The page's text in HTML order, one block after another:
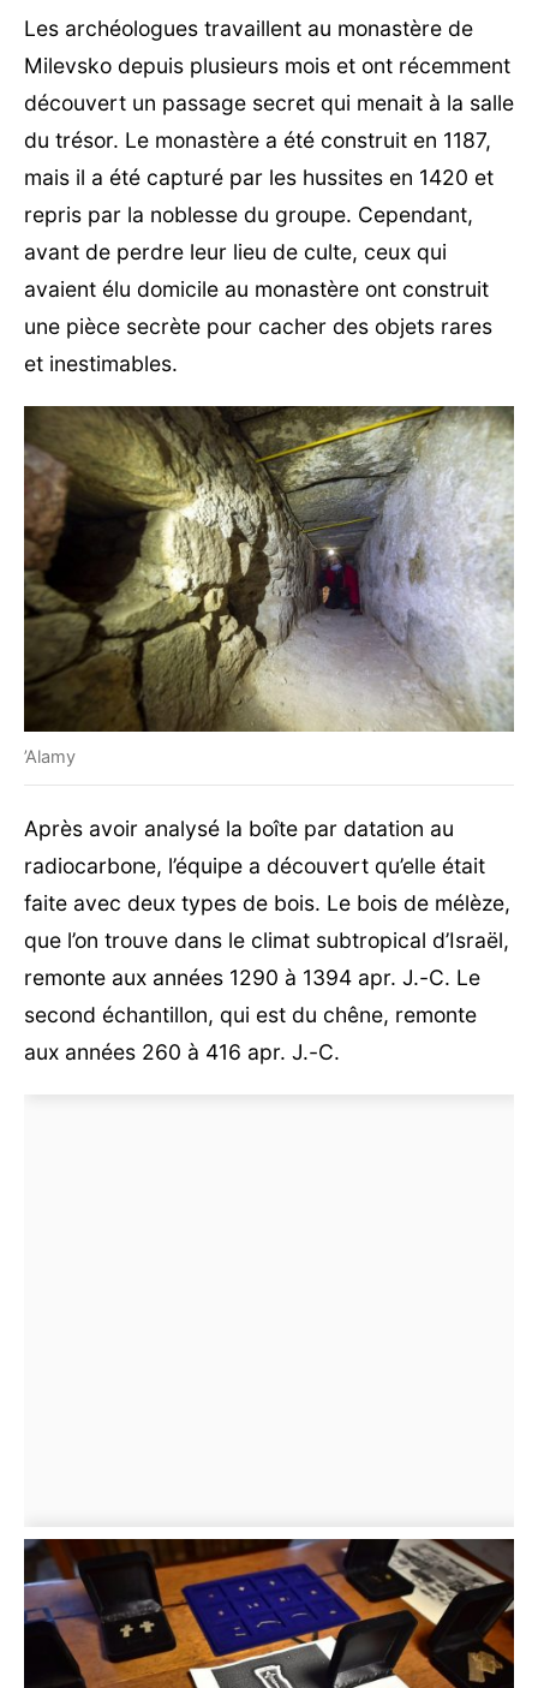
Les archéologues travaillent au monastère de
Milevsko depuis plusieurs mois et ont récemment
découvert un passage secret qui menait à la salle
du trésor. Le monastère a été construit en 1187,
mais il a été capturé par les hussites en 1420 et
repris par la noblesse du groupe. Cependant,
avant de perdre leur lieu de culte, ceux qui
avaient élu domicile au monastère ont construit
une pièce secrète pour cacher des objets rares
et inestimables.
’Alamy
Après avoir analysé la boîte par datation au
radiocarbone, l’équipe a découvert qu’elle était
faite avec deux types de bois. Le bois de mélèze,
que l’on trouve dans le climat subtropical d’Israël,
remonte aux années 1290 à 1394 apr. J.-C. Le
second échantillon, qui est du chêne, remonte
aux années 260 à 416 apr. J.-C.